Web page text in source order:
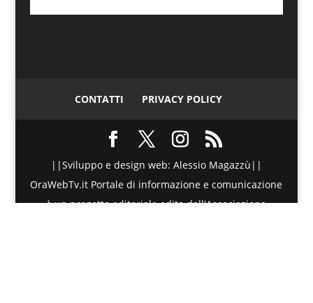
CONTATTI PRIVACY POLICY
||Sviluppo e design web: Alessio Magazzù||
OraWebTv.it Portale di informazione e comunicazione
è un progetto editoriale edito dall'Associazione